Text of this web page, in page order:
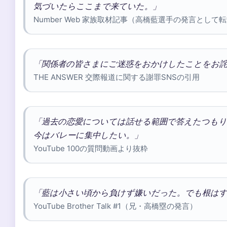
気づいたらここまで来ていた。」
Number Web 家族取材記事（高橋藍選手の発言として
「関係者の皆さまにご迷惑をおかけしたことをお
THE ANSWER 交際報道に関する謝罪SNSの引用
「過去の恋愛については話せる範囲で答えたつも
今はバレーに集中したい。」
YouTube 100の質問動画より抜粋
「藍は小さい頃から負けず嫌いだった。でも根は
YouTube Brother Talk #1（兄・高橋塁の発言）